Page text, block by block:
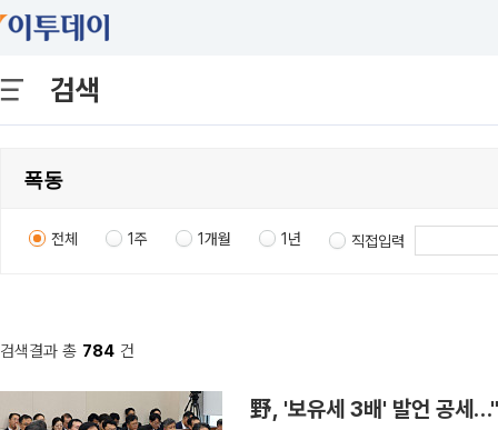
검색
전체 1주 1개월 1년 직접입력
검색결과 총 784 건
野, '보유세 3배' 발언 공세